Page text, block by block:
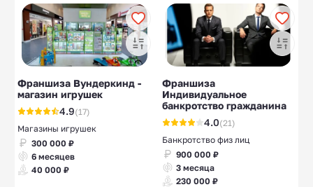
Франшиза Вундеркинд -
магазин игрушек
4.9(17)
Магазины игрушек
300 000 ₽
6 месяцев
40 000 ₽
Франшиза
Индивидуальное
банкротство гражданина
4.0(21)
Банкротство физ лиц
900 000 ₽
3 месяца
230 000 ₽